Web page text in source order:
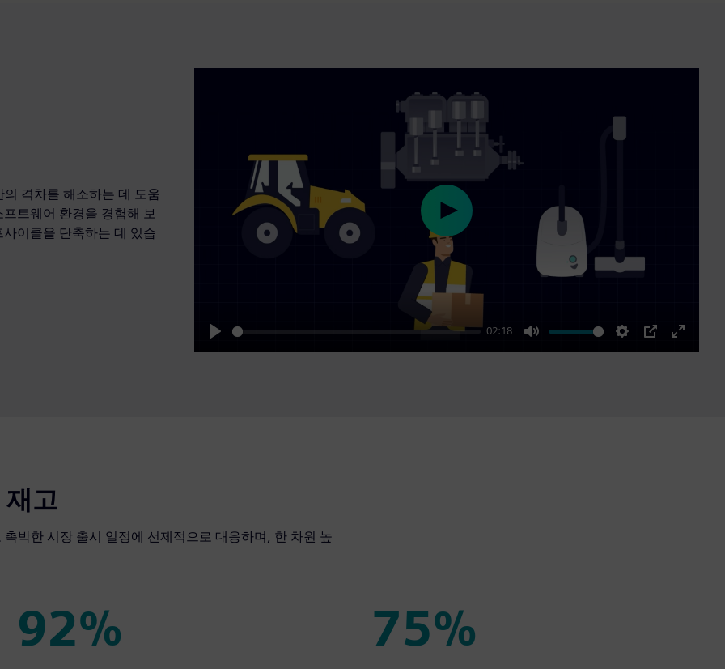
격차를 해소하는 데 도움
트웨어 환경을 경험해 보
이클을 단축하는 데 있습
Play
02:18
Mute Settings
PIP
Enter
Play
고
박한 시장 출시 일정에 선제적으로 대응하며, 한 차원 높
92% 75%